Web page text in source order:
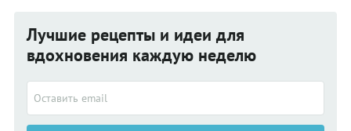
Лучшие рецепты и идеи для
вдохновения каждую неделю